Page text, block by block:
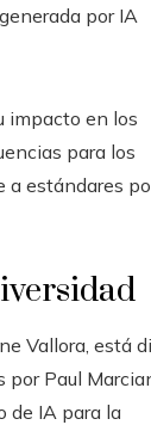
por IA
impacto en los
para los
a estándares
Vallora, está
Paul
de IA para la